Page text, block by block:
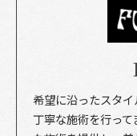
希望に沿ったスタイ
丁寧な施術を行っ